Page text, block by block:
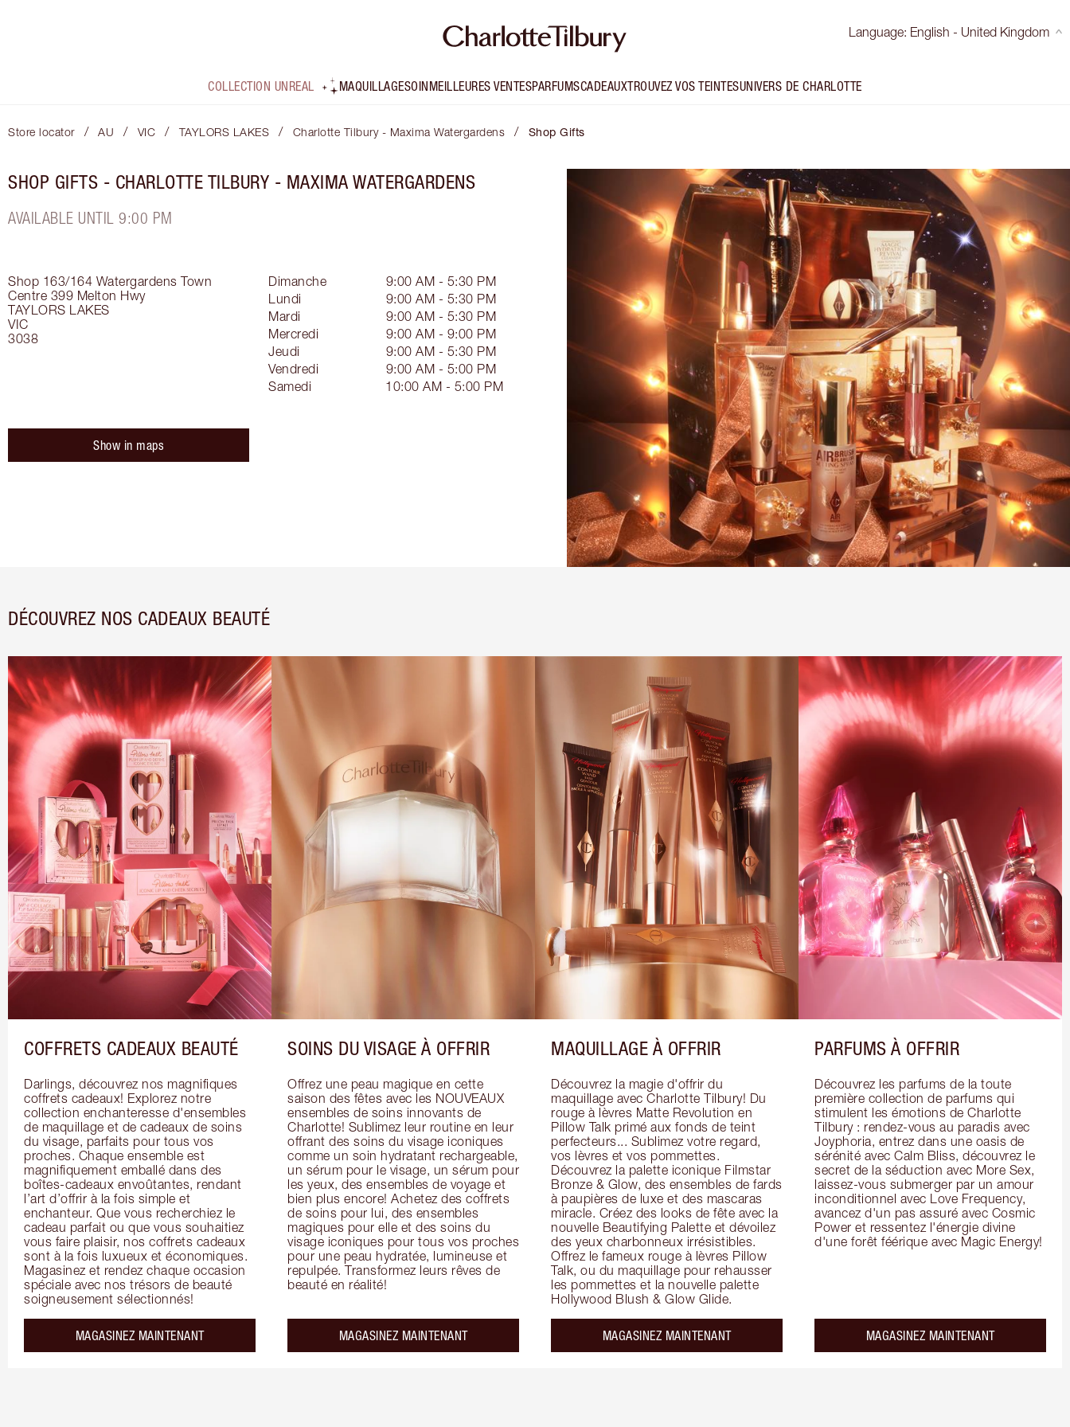
Language: English - United Kingdom
COLLECTION UNREAL MAQUILLAGESOINMEILLEURES VENTESPARFUMSCADEAUXTROUVEZ VOS TEINTESUNIVERS DE CHARLOTTE
Store locator / AU / VIC / TAYLORS LAKES / Charlotte Tilbury - Maxima Watergardens / Shop Gifts
SHOP GIFTS - CHARLOTTE TILBURY - MAXIMA WATERGARDENS
AVAILABLE UNTIL 9:00 PM
Shop 163/164 Watergardens Town
Centre 399 Melton Hwy
TAYLORS LAKES
VIC
3038
Dimanche
9:00 AM - 5:30 PM
Lundi
9:00 AM - 5:30 PM
Mardi
9:00 AM - 5:30 PM
Mercredi
9:00 AM - 9:00 PM
Jeudi
9:00 AM - 5:30 PM
Vendredi
9:00 AM - 5:00 PM
Samedi
10:00 AM - 5:00 PM
Show in maps
DÉCOUVREZ NOS CADEAUX BEAUTÉ
COFFRETS CADEAUX BEAUTÉ
Darlings, découvrez nos magnifiques
coffrets cadeaux! Explorez notre
collection enchanteresse d'ensembles
de maquillage et de cadeaux de soins
du visage, parfaits pour tous vos
proches. Chaque ensemble est
magnifiquement emballé dans des
boîtes-cadeaux envoûtantes, rendant
l’art d’offrir à la fois simple et
enchanteur. Que vous recherchiez le
cadeau parfait ou que vous souhaitiez
vous faire plaisir, nos coffrets cadeaux
sont à la fois luxueux et économiques.
Magasinez et rendez chaque occasion
spéciale avec nos trésors de beauté
soigneusement sélectionnés!
MAGASINEZ MAINTENANT
SOINS DU VISAGE À OFFRIR
Offrez une peau magique en cette
saison des fêtes avec les NOUVEAUX
ensembles de soins innovants de
Charlotte! Sublimez leur routine en leur
offrant des soins du visage iconiques
comme un soin hydratant rechargeable,
un sérum pour le visage, un sérum pour
les yeux, des ensembles de voyage et
bien plus encore! Achetez des coffrets
de soins pour lui, des ensembles
magiques pour elle et des soins du
visage iconiques pour tous vos proches
pour une peau hydratée, lumineuse et
repulpée. Transformez leurs rêves de
beauté en réalité!
MAGASINEZ MAINTENANT
MAQUILLAGE À OFFRIR
Découvrez la magie d'offrir du
maquillage avec Charlotte Tilbury! Du
rouge à lèvres Matte Revolution en
Pillow Talk primé aux fonds de teint
perfecteurs... Sublimez votre regard,
vos lèvres et vos pommettes.
Découvrez la palette iconique Filmstar
Bronze & Glow, des ensembles de fards
à paupières de luxe et des mascaras
miracle. Créez des looks de fête avec la
nouvelle Beautifying Palette et dévoilez
des yeux charbonneux irrésistibles.
Offrez le fameux rouge à lèvres Pillow
Talk, ou du maquillage pour rehausser
les pommettes et la nouvelle palette
Hollywood Blush & Glow Glide.
MAGASINEZ MAINTENANT
PARFUMS À OFFRIR
Découvrez les parfums de la toute
première collection de parfums qui
stimulent les émotions de Charlotte
Tilbury : rendez-vous au paradis avec
Joyphoria, entrez dans une oasis de
sérénité avec Calm Bliss, découvrez le
secret de la séduction avec More Sex,
laissez-vous submerger par un amour
inconditionnel avec Love Frequency,
avancez d'un pas assuré avec Cosmic
Power et ressentez l'énergie divine
d'une forêt féérique avec Magic Energy!
MAGASINEZ MAINTENANT